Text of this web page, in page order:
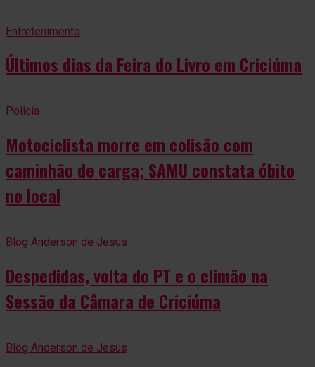
Entretenimento
Últimos dias da Feira do Livro em Criciúma
Polícia
Motociclista morre em colisão com
caminhão de carga; SAMU constata óbito
no local
Blog Anderson de Jesus
Despedidas, volta do PT e o climão na
Sessão da Câmara de Criciúma
Blog Anderson de Jesus